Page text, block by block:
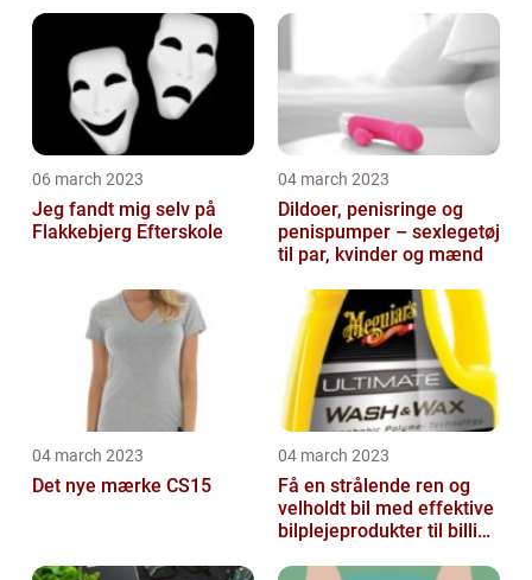
06 march 2023
Jeg fandt mig selv på
Flakkebjerg Efterskole
04 march 2023
Dildoer, penisringe og
penispumper – sexlegetøj
til par, kvinder og mænd
04 march 2023
Det nye mærke CS15
04 march 2023
Få en strålende ren og
velholdt bil med effektive
bilplejeprodukter til billige